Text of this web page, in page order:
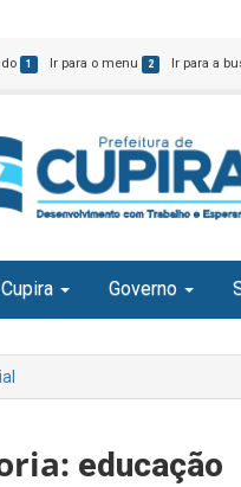
1 Ir para o menu 2 Ir para a
Cupira Governo
educação